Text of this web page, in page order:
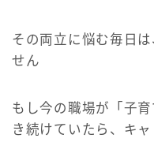
その両立に悩む毎日
せん
もし今の職場が「子
き続けていたら、キ